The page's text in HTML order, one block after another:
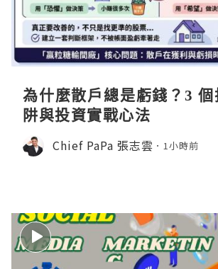
為什麼散戶總是虧錢？3
阱與投資實戰心法
Chief PaPa 張志雲 1小時前